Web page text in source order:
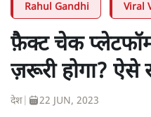
Rahul Gandhi Viral
फ़ैक्ट चेक
ज़रूरी होगा?
देश 22 JUN, 2023